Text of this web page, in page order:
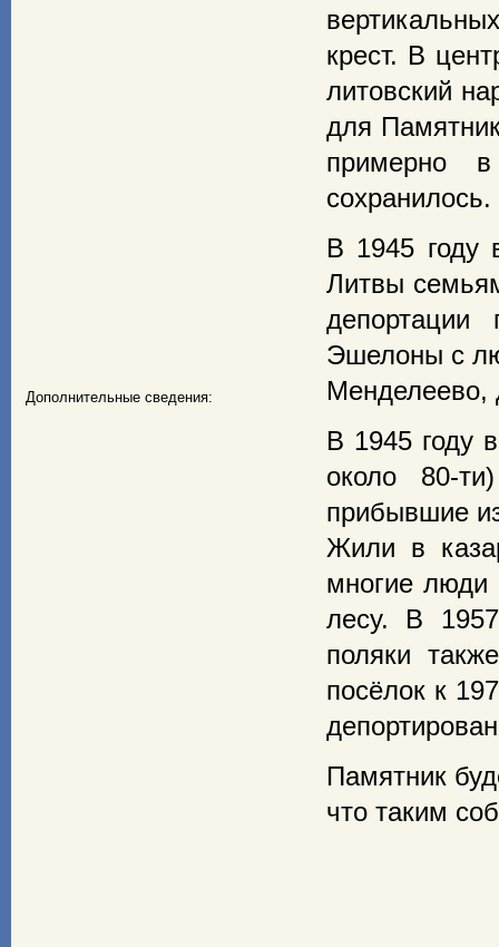
Дополнительные сведения:
крест. В
литовский
для
примерно
сохранилось.
В 1945 году
Литвы
Эшелоны с
Менделеево,
В 1945 году
около 80-
прибывшие
Жили в
многие
лесу. В
поляки
посёлок к
Памятник
что таким